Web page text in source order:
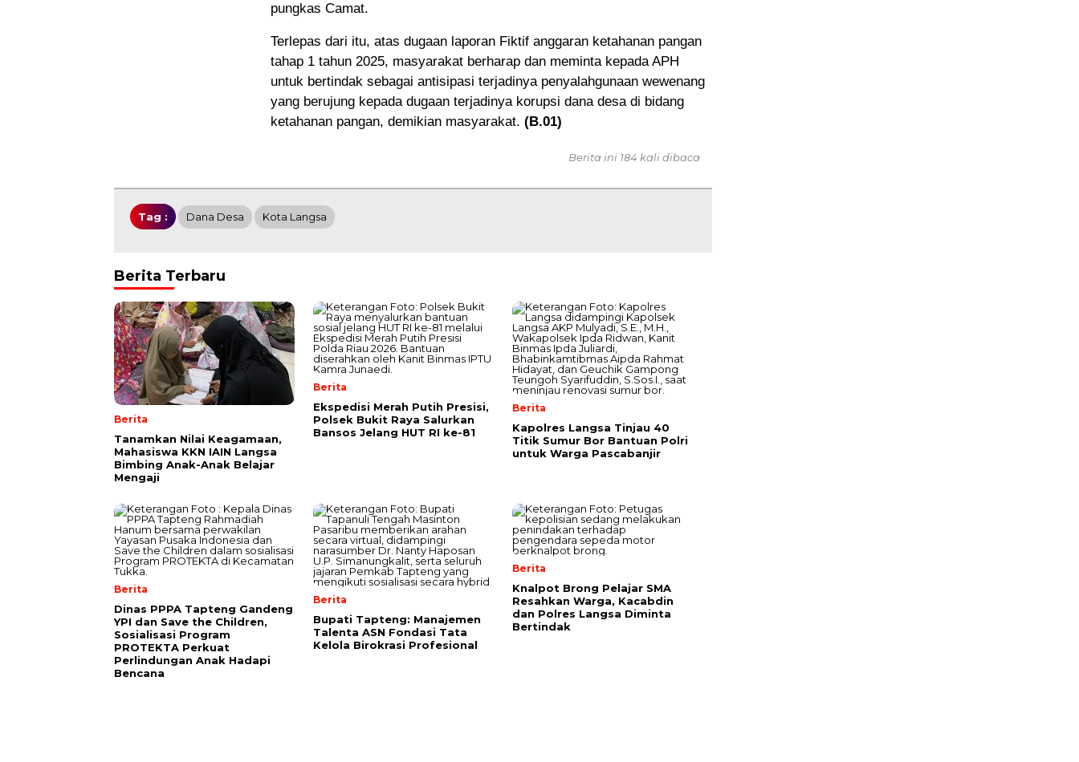
pungkas Camat.
Terlepas dari itu, atas dugaan laporan Fiktif anggaran ketahanan pangan
tahap 1 tahun 2025, masyarakat berharap dan meminta kepada APH
untuk bertindak sebagai antisipasi terjadinya penyalahgunaan wewenang
yang berujung kepada dugaan terjadinya korupsi dana desa di bidang
ketahanan pangan, demikian masyarakat. (B.01)
Berita ini 184 kali dibaca
Tag : Dana Desa Kota Langsa
Berita Terbaru
Berita
Tanamkan Nilai Keagamaan,
Mahasiswa KKN IAIN Langsa
Bimbing Anak-Anak Belajar
Mengaji
Berita
Ekspedisi Merah Putih Presisi,
Polsek Bukit Raya Salurkan
Bansos Jelang HUT RI ke-81
Berita
Kapolres Langsa Tinjau 40
Titik Sumur Bor Bantuan Polri
untuk Warga Pascabanjir
Berita
Dinas PPPA Tapteng Gandeng
YPI dan Save the Children,
Sosialisasi Program
PROTEKTA Perkuat
Perlindungan Anak Hadapi
Bencana
Berita
Bupati Tapteng: Manajemen
Talenta ASN Fondasi Tata
Kelola Birokrasi Profesional
Berita
Knalpot Brong Pelajar SMA
Resahkan Warga, Kacabdin
dan Polres Langsa Diminta
Bertindak